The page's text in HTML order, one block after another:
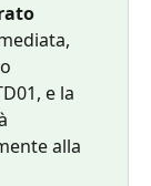
e la
alla